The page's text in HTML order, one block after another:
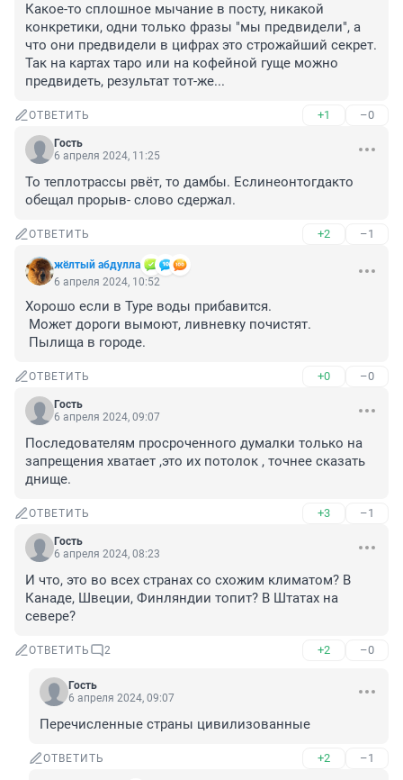
Какое-то сплошное мычание в посту, никакой
конкретики, одни только фразы "мы предвидели", а
что они предвидели в цифрах это строжайший секрет.
Так на картах таро или на кофейной гуще можно
предвидеть, результат тот-же...
ОТВЕТИТЬ +1 –0
Гость
6 апреля 2024, 11:25
То теплотрассы рвёт, то дамбы. Еслинеонтогдакто
обещал прорыв- слово сдержал.
ОТВЕТИТЬ +2 –1
жёлтый абдулла
6 апреля 2024, 10:52
Хорошо если в Туре воды прибавится.
Может дороги вымоют, ливневку почистят.
Пылища в городе.
ОТВЕТИТЬ +0 –0
Гость
6 апреля 2024, 09:07
Последователям просроченного думалки только на
запрещения хватает ,это их потолок , точнее сказать
днище.
ОТВЕТИТЬ +3 –1
Гость
6 апреля 2024, 08:23
И что, это во всех странах со схожим климатом? В
Канаде, Швеции, Финляндии топит? В Штатах на
севере?
ОТВЕТИТЬ 2 +2 –0
Гость
6 апреля 2024, 09:07
Перечисленные страны цивилизованные
ОТВЕТИТЬ +2 –1